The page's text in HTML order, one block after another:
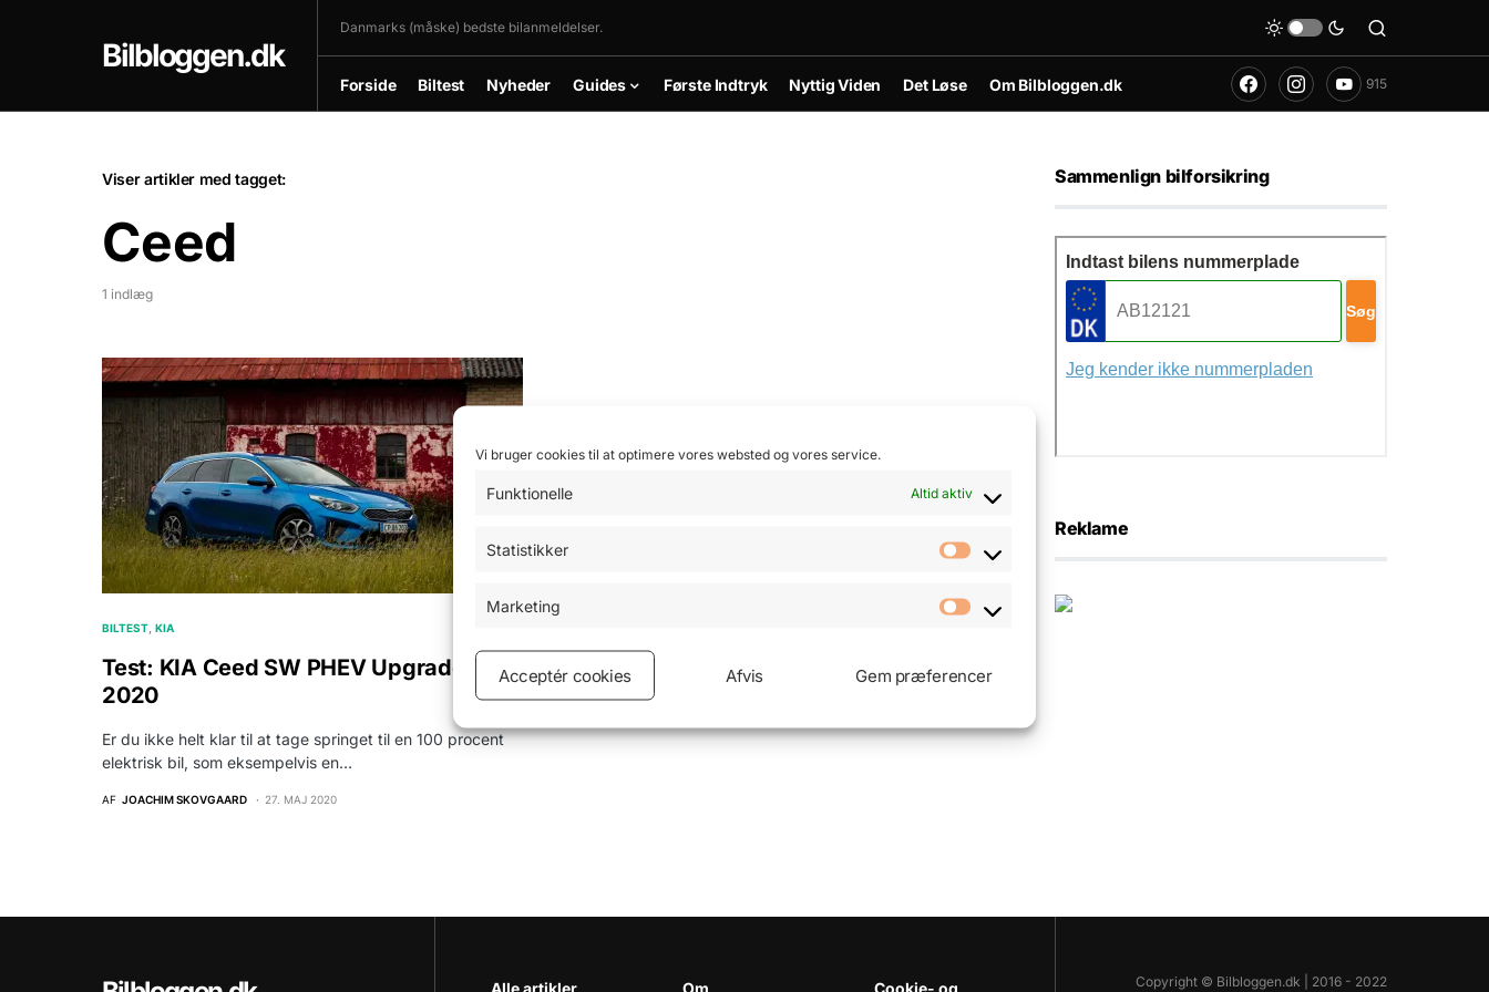
Vi bruger cookies til at optimere vores websted og vores service.
Funktionelle Altid aktiv
Statistikker
Marketing
Acceptér cookies Afvis Gem præferencer
Bilbloggen.dk
Danmarks (måske) bedste bilanmeldelser.
Forside Biltest Nyheder Guides Første Indtryk Nyttig Viden Det Løse Om Bilbloggen.dk 915
Viser artikler med tagget:
Ceed
1 indlæg
BILTEST KIA
Test: KIA Ceed SW PHEV Upgrade
2020
Er du ikke helt klar til at tage springet til en 100 procent
elektrisk bil, som eksempelvis en…
AF JOACHIM SKOVGAARD 27. MAJ 2020
Sammenlign bilforsikring
Reklame
Alle artikler Om Cookie- og Copyright © Bilbloggen.dk | 2016 - 2022